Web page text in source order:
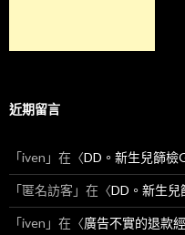
近期留言
「iven 」在〈DD。新生兒篩檢
「匿名訪客」在〈DD。新生兒
「iven 」在〈廣告不實的退款